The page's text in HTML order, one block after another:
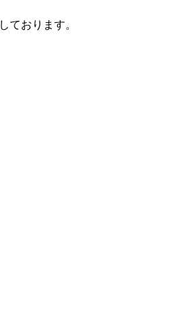
ております。